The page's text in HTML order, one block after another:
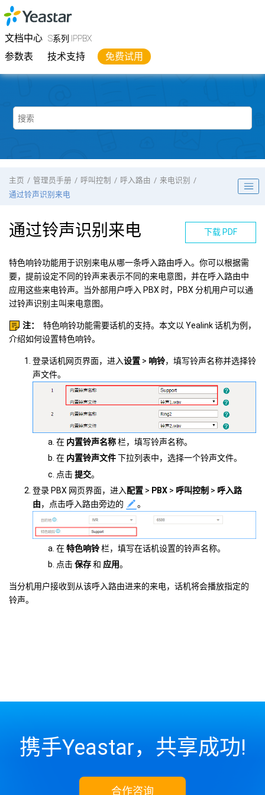
跳转到主要内容
文档中心 S系列 IPPBX
参数表 技术支持 免费试用
YeastarS系列 IPPBX
主页 管理员手册 呼叫控制 呼入路由
来电识别
通过铃声识别来电
下载 PDF
通过铃声识别来电
特色响铃功能用于识别来电从哪一条呼入路由呼入。你可以根据需
要，提前设定不同的铃声来表示不同的来电意图，并在呼入路由中
应用这些来电铃声。当外部用户呼入 PBX 时，PBX 分机用户可以通
过铃声识别主叫来电意图。
注：
特色响铃功能需要话机的支持。本文以 Yealink 话机为例，
介绍如何设置特色响铃。
登录话机网页界面，进入设置 > 响铃，填写铃声名称并选择铃
声文件。
在 内置铃声名称栏，填写铃声名称。
在 内置铃声文件下拉列表中，选择一个铃声文件。
点击提交。
登录 PBX 网页界面，进入配置 > PBX > 呼叫控制 > 呼入路
由，点击呼入路由旁边的 。
在特色响铃栏，填写在话机设置的铃声名称。
点击保存和 应用。
当分机用户接收到从该呼入路由进来的来电，话机将会播放指定的
铃声。
携手Yeastar，共享成功!
合作咨询